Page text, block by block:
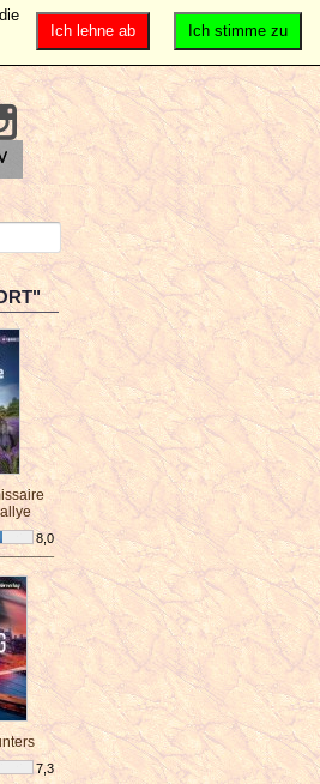
8,0
7,3
Ich stimme zu
Ich lehne ab